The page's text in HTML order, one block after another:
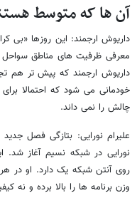
آن ها که متوسط
داریوش ارجمند: این روزها «بی
معرفی ظرفیت های مناطق
داریوش ارجمند که پیش تر هم
خودمانی می شود که احتمالا
چالش را نمی داند.
علیرام نورایی: بتازگی فصل جدید
نورایی در شبکه نسیم آغاز شد.
روی آنتن شبکه یک دارد. او در
وزن برنامه ها را بالا برده و نه